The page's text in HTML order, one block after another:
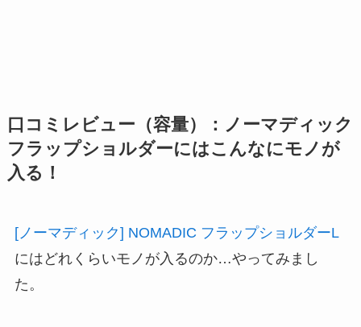
口コミレビュー（容量）：ノーマディック
フラップショルダーにはこんなにモノが
入る！
[ノーマディック] NOMADIC フラップショルダーL
にはどれくらいモノが入るのか…やってみまし
た。